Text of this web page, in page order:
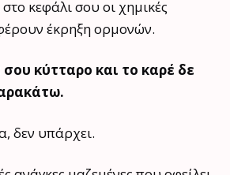
κεφάλι σου οι χημικές
έκρηξη ορμονών.
κύτταρο και το καρέ δε
δεν υπάρχει.